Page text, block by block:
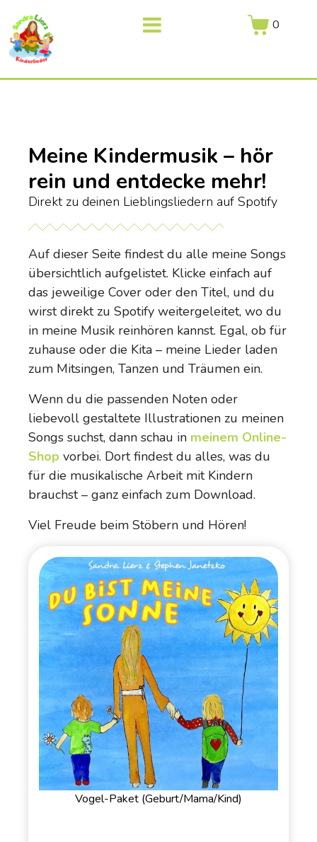
0
Meine Kindermusik – hör
rein und entdecke mehr!
Direkt zu deinen Lieblingsliedern auf Spotify
Auf dieser Seite findest du alle meine Songs
übersichtlich aufgelistet. Klicke einfach auf
das jeweilige Cover oder den Titel, und du
wirst direkt zu Spotify weitergeleitet, wo du
in meine Musik reinhören kannst. Egal, ob für
zuhause oder die Kita – meine Lieder laden
zum Mitsingen, Tanzen und Träumen ein.
Wenn du die passenden Noten oder
liebevoll gestaltete Illustrationen zu meinen
Songs suchst, dann schau in meinem Online-
Shop vorbei. Dort findest du alles, was du
für die musikalische Arbeit mit Kindern
brauchst – ganz einfach zum Download.
Viel Freude beim Stöbern und Hören!
Vogel-Paket (Geburt/Mama/Kind)